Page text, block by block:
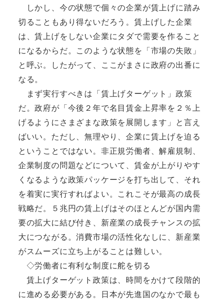
しかし、今の状態で個々の企業が賃上げに踏み
切ることもあり得ないだろう。賃上げした企業
は、賃上げをしない企業にタダで需要を作ること
になるからだ。このような状態を「市場の失敗」
と呼ぶ。したがって、ここがまさに政府の出番に
なる。
まず実行すべきは「賃上げターゲット」政策
だ。政府が「今後２年で名目賃金上昇率を２％上
げるようにさまざまな政策を展開します」と言え
ばいい。ただし、無理やり、企業に賃上げを迫る
ということではない。非正規労働者、解雇規制、
企業制度の問題などについて、賃金が上がりやす
くなるような政策パッケージを打ち出して、それ
を着実に実行すればよい。これこそが最高の成長
戦略だ。５兆円の賃上げはそのほとんどが国内需
要の拡大に結び付き、新産業の成長チャンスの拡
大につながる。消費市場の活性化なしに、新産業
がスムーズに立ち上がることは難しい。
◇労働者に有利な制度に舵を切る
賃上げターゲット政策は、時間をかけて段階的
に進める必要がある。日本が先進国のなかで最も